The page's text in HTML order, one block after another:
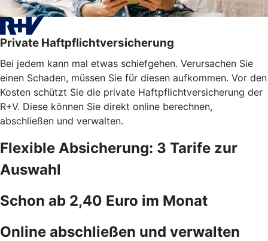
Private Haftpflichtversicherung
Bei jedem kann mal etwas schiefgehen. Verursachen Sie
einen Schaden, müssen Sie für diesen aufkommen. Vor den
Kosten schützt Sie die private Haftpflichtversicherung der
R+V. Diese können Sie direkt online berechnen,
abschließen und verwalten.
Flexible Absicherung: 3 Tarife zur
Auswahl
Schon ab 2,40 Euro im Monat
Online abschließen und verwalten